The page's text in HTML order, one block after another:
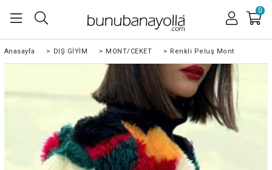
0
Anasayfa > DIŞ GİYİM > MONT/CEKET > Renkli Peluş Mont